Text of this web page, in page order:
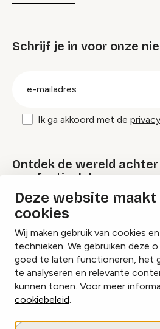
Deze website
cookies
Wij maken gebruik van cookies
technieken. We gebruiken deze
goed te laten functioneren, het
te analyseren en relevante
kunnen tonen. Voor meer
cookiebeleid.
Schrijf je in voor onze
Ik ga akkoord met de
Ontdek de wereld
van festivals!
Lees onze Festival
InstagramFacebookLinkedIn
Cookies beheren